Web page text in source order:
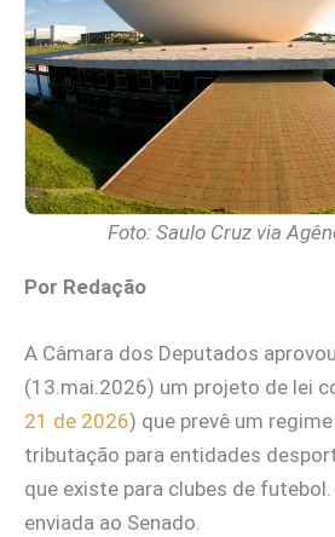
Foto: Saulo Cruz via
Por Redação
A Câmara dos Deputados
(13.mai.2026) um projeto de lei
21 de 2026) que prevê um
tributação para entidades
que existe para clubes de
enviada ao Senado.